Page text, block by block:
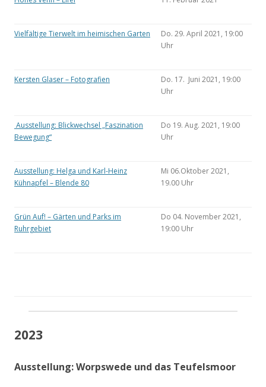
Vielfältige Tierwelt im heimischen Garten
Do. 29. April 2021, 19:00
Uhr
Kersten Glaser – Fotografien
Do. 17. Juni 2021, 19:00
Uhr
Ausstellung: Blickwechsel „Faszination
Bewegung“
Do 19. Aug. 2021, 19:00
Uhr
Ausstellung: Helga und Karl-Heinz
Kühnapfel – Blende 80
Mi 06.Oktober 2021,
19.00 Uhr
Grün Auf! – Gärten und Parks im
Ruhrgebiet
Do 04. November 2021,
19:00 Uhr
2023
Ausstellung: Worpswede und das Teufelsmoor